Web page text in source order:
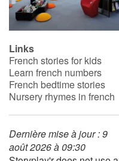
Links
French stories for kids
Learn french numbers
French bedtime stories
Nursery rhymes in french
Dernière mise à jour : 9
août 2026 à 09:30